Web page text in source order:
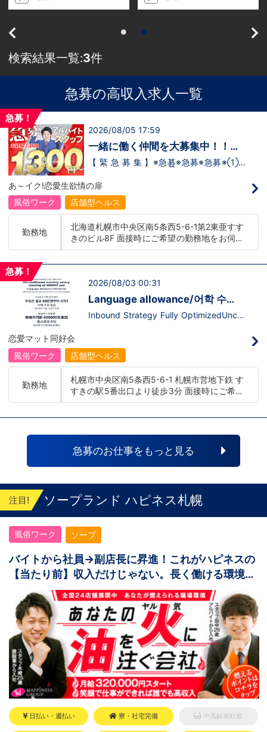
検索結果一覧:3件
急募の高収入求人一覧
急募！
2026/08/05 17:59
一緒に働く仲間を大募集中！！
【アルバイト・送迎ドライバー急
【 緊 急 募 集 】※急募※急募※急募※①ス
バー！店舗間5分程度お客様を送迎するだ
け！時給：①1,300円～②1,100円～勤務
時間：①早番：8:00～18:00 （食事休憩
あり：実働9時間） 遅番：16:00～翌
日祝日の日中(9時～16時位まで)、平日夜
(夕方～24時位まで)※ご希望があれば、そ
の他のシフト調整も可能です。お気軽にご
であればOK！②ご自身の車持ち込み
用時は時給変動あり）「今すぐ稼ぎた
い！」「業界に興味はあるけどちょっと不
安...」「運転が好き！」という方、大歓
迎！スピード採用中につき、ご応募はお急
様が笑顔になると自分も嬉しい・お客様だ
けでなく、働く仲間もキャストさんも笑顔
為にはどうしたらいいのか？を考えられる
上記のような方が当グループでは活躍の場
を広げています。他にも…・失敗しても諦
い！・環境を変えてチャレンジしたい！・
経験がないからダメという事は一切なく、
自分の将来のビジョンの為にこうしたい！
こうなりたい！と強い意志を持ってる方に
も平等にチャンスがある職場になっていま
す。今働いてる先輩方は、異業種から転職
してきた方が圧倒的に多いです。「ちょっ
と求めてる人物像と自分は違うかも…？」
と思う方もいると思います。ですが、よく
考えてください。全てが当てはまる人の方
が少ないと思います。ココは自分にも当て
はまる！で十分なんです。まずは応募し
て、面接時にあなたの想いを聞かせてくだ
さい。その後、私たちの想いを説明させて
いただきます。その話の中で共感できる
か/出来ないかだと思います。ご応募お待
ちしております！！
あ～イク!恋愛生欲情の扉
風俗ワーク
店舗型ヘルス
勤務地
北海道札幌市中央区南5条西5-6-1第2東亜すす
きのビル8F 面接時にご希望の勤務地をお伺い
し、配属店舗を決定いたします。 入社後の転
■横浜エリア：神奈川県横浜市中区 ・京急線
黄金町駅、日ノ出町駅 ・市営地下鉄阪東橋
駅、伊勢佐木長者町駅 ・JR横浜線関内駅 ■札
幌エリア：北海道札幌市 地下鉄南北線すすき
急募！
2026/08/03 00:31
Language allowance/어학 수
당 도입/推出語言津貼
Inbound Strategy Fully OptimizedUncon
t in 3 or more languages인바운드 대책 철
저 공략무조건 월급 40만엔부터 시작!어
底的入站策略無條件月薪 400,000 日圓起
推出語言津貼能說至少三種語言者優先
恋愛マット同好会
風俗ワーク
店舗型ヘルス
勤務地
札幌市中央区南5条西5-6-1 札幌市営地下鉄 す
すきの駅5番出口より徒歩3分 面接時にご希望
の勤務地をお伺いし、配属店舗を決定いたし
鉄南北線すすきの駅 ■横浜エリア：神奈川県
横浜市中区 ・京急線黄金町駅、日ノ出町駅 ・
市営地下鉄阪東橋駅、伊勢佐木長者町駅 ・JR
横浜線関内駅 ■土浦エリア：茨城県土浦市桜
町 ・JR常磐線土浦駅
急募のお仕事をもっと見る
注目! ソープランド ハピネス札幌
風俗ワーク ソープ
バイトから社員→副店長に昇進！これがハピネスの
【当たり前】収入だけじゃない。長く働ける環境が
ある。
日払い・週払い 寮・社宅完備 中高齢者歓迎